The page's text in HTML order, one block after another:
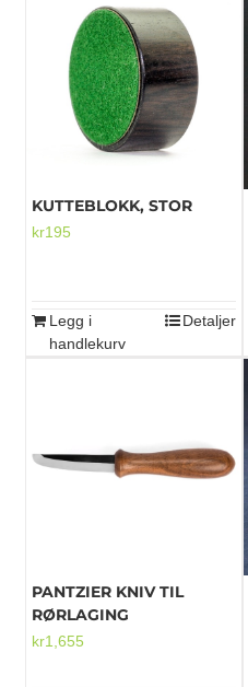
Diverse tilbehør
Mikrofoner
KUTTEBLOKK, STOR
kr195
Legg i
handlekurv
Detaljer
PANTZIER KNIV TIL
RØRLAGING
kr1,655